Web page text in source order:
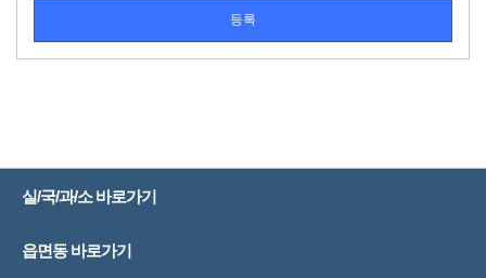
실/국/과/소 바로가기
읍면동 바로가기